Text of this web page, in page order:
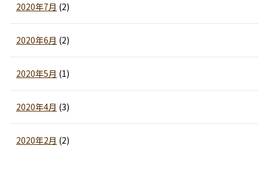
2020年7月 (2)
2020年6月 (2)
2020年5月 (1)
2020年4月 (3)
2020年2月 (2)